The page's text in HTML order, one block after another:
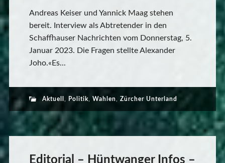
Andreas Keiser und Yannick Maag stehen
bereit. Interview als Abtretender in den
Schaffhauser Nachrichten vom Donnerstag, 5.
Januar 2023. Die Fragen stellte Alexander
Joho.«Es...
Aktuell , Politik, Wahlen, Zürcher Unterland
Editorial – Hüntwanger Infos –